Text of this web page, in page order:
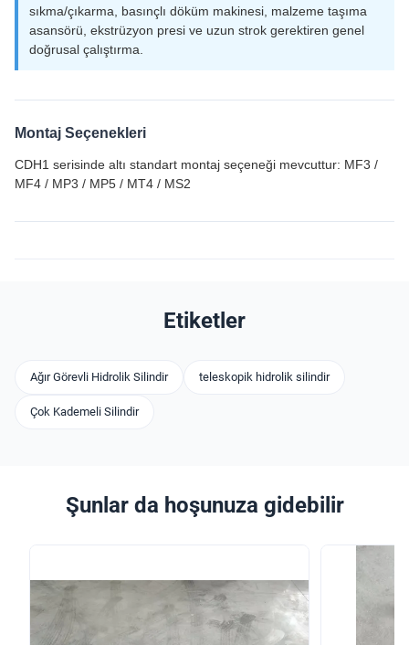
sıkma/çıkarma, basınçlı döküm makinesi, malzeme taşıma
asansörü, ekstrüzyon presi ve uzun strok gerektiren genel
doğrusal çalıştırma.
Montaj Seçenekleri
CDH1 serisinde altı standart montaj seçeneği mevcuttur: MF3 /
MF4 / MP3 / MP5 / MT4 / MS2
Etiketler
Ağır Görevli Hidrolik Silindir teleskopik hidrolik silindir
Çok Kademeli Silindir
Şunlar da hoşunuza gidebilir